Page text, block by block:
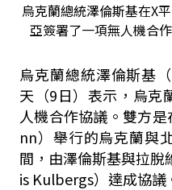
烏克蘭總統澤倫斯基在X
亞簽署了一項無人機合
烏克蘭總統澤倫斯基
天（9日）表示，烏克
人機合作協議。雙方
nn）舉行的烏克蘭與
間，由澤倫斯基與拉
is Kulbergs）達成協議